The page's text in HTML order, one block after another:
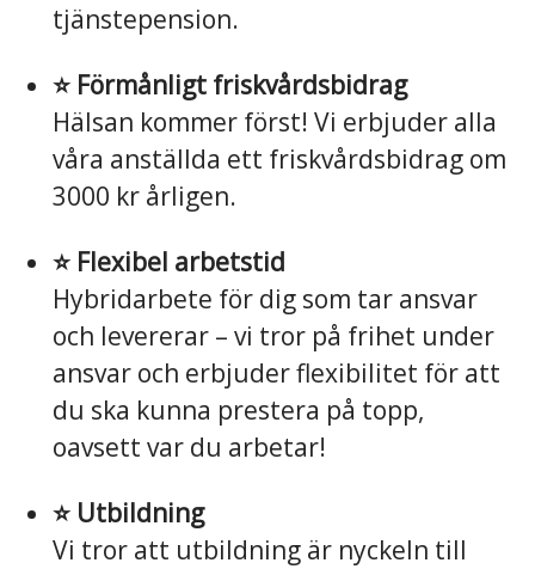
tjänstepension.
⭐️ Förmånligt friskvårdsbidrag
Hälsan kommer först! Vi erbjuder alla
våra anställda ett friskvårdsbidrag om
3000 kr årligen.
⭐️ Flexibel arbetstid
Hybridarbete för dig som tar ansvar
och levererar – vi tror på frihet under
ansvar och erbjuder flexibilitet för att
du ska kunna prestera på topp,
oavsett var du arbetar!
⭐️ Utbildning
Vi tror att utbildning är nyckeln till